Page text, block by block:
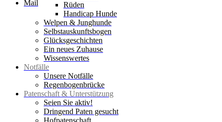
Mail
Rüden
Handicap Hunde
Welpen & Junghunde
Selbstauskunftsbogen
Glücksgeschichten
Ein neues Zuhause
Wissenswertes
Notfälle
Unsere Notfälle
Regenbogenbrücke
Patenschaft & Unterstützung
Seien Sie aktiv!
Dringend Paten gesucht
Hofpatenschaft